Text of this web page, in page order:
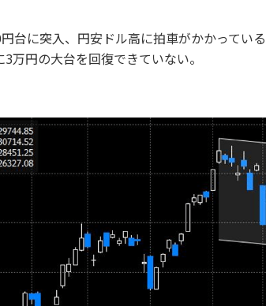
台に突入、円安ドル高に拍車がかかってい
万円の大台を回復できていない。